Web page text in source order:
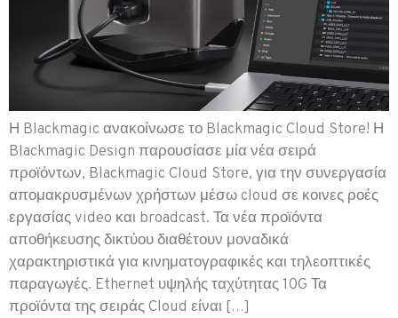
Η Blackmagic ανακοίνωσε το Blackmagic Cloud Store! Η
Blackmagic Design παρουσίασε μία νέα σειρά
προϊόντων, Blackmagic Cloud Store, για την συνεργασία
απομακρυσμένων χρήστων μέσω cloud σε κοινες ροές
εργασίας video και broadcast. Τα νέα προϊόντα
αποθήκευσης δικτύου διαθέτουν μοναδικά
χαρακτηριστικά για κινηματογραφικές και τηλεοπτικές
παραγωγές. Ethernet υψηλής ταχύτητας 10G Τα
προϊόντα της σειράς Cloud είναι […]